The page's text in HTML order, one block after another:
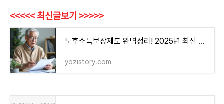
<<<<< 최신글보기 >>>>>
노후소득보장제도 완벽정리! 2025년 최신 기준으로 알아보자
yozistory.com